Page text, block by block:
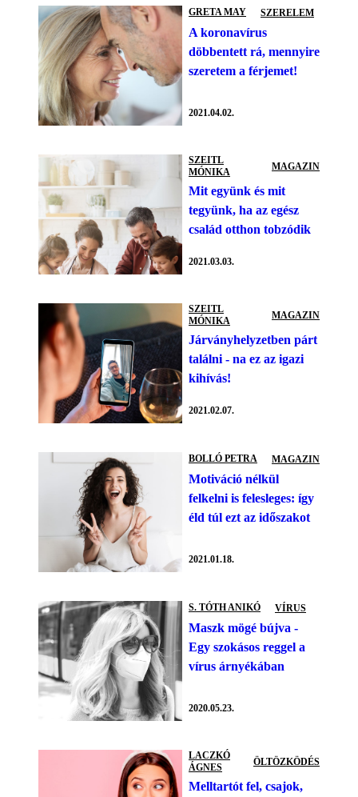
GRETA MAY SZERELEM
A koronavírus
döbbentett rá, mennyire
szeretem a férjemet!
2021.04.02.
SZEITL
MÓNIKA
MAGAZIN
Mit együnk és mit
tegyünk, ha az egész
család otthon tobzódik
2021.03.03.
SZEITL
MÓNIKA
MAGAZIN
Járványhelyzetben párt
találni - na ez az igazi
kihívás!
2021.02.07.
BOLLÓ PETRA MAGAZIN
Motiváció nélkül
felkelni is felesleges: így
éld túl ezt az időszakot
2021.01.18.
S. TÓTH ANIKÓ VÍRUS
Maszk mögé bújva -
Egy szokásos reggel a
vírus árnyékában
2020.05.23.
LACZKÓ
ÁGNES
ÖLTÖZKÖDÉS
Melltartót fel, csajok,